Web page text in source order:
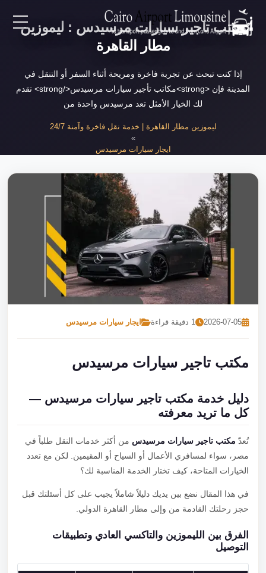
EN
AR
خدمات المطار
نحن
مكتب تاجير سيارات مرسيدس : ليموزين
مطار القاهرة
إذا كنت تبحث عن تجربة فاخرة ومريحة أثناء السفر أو التنقل في
المدينة فإن <strong>مكاتب تأجير سيارات مرسيدس</strong> تقدم
لك الخيار الأمثل تعد مرسيدس واحدة من
ليموزين مطار القاهرة | خدمة نقل فاخرة وآمنة 24/7
ايجار سيارات مرسيدس
مكتب تاجير سيارات مرسيدس
2026-07-05 1 دقيقة قراءة ايجار سيارات مرسيدس
مكتب تاجير سيارات مرسيدس
دليل خدمة مكتب تاجير سيارات مرسيدس —
كل ما تريد معرفته
تُعدّمكتب تاجير سيارات مرسيدسمن أكثر خدمات النقل طلباً في
مصر، سواء لمسافري الأعمال أو السياح أو المقيمين. لكن مع تعدد
الخيارات المتاحة، كيف تختار الخدمة المناسبة لك؟
في هذا المقال نضع بين يديك دليلاً شاملاً يجيب على كل أسئلتك قبل
حجز رحلتك القادمة من وإلى مطار القاهرة الدولي.
الفرق بين الليموزين والتاكسي العادي وتطبيقات
التوصيل